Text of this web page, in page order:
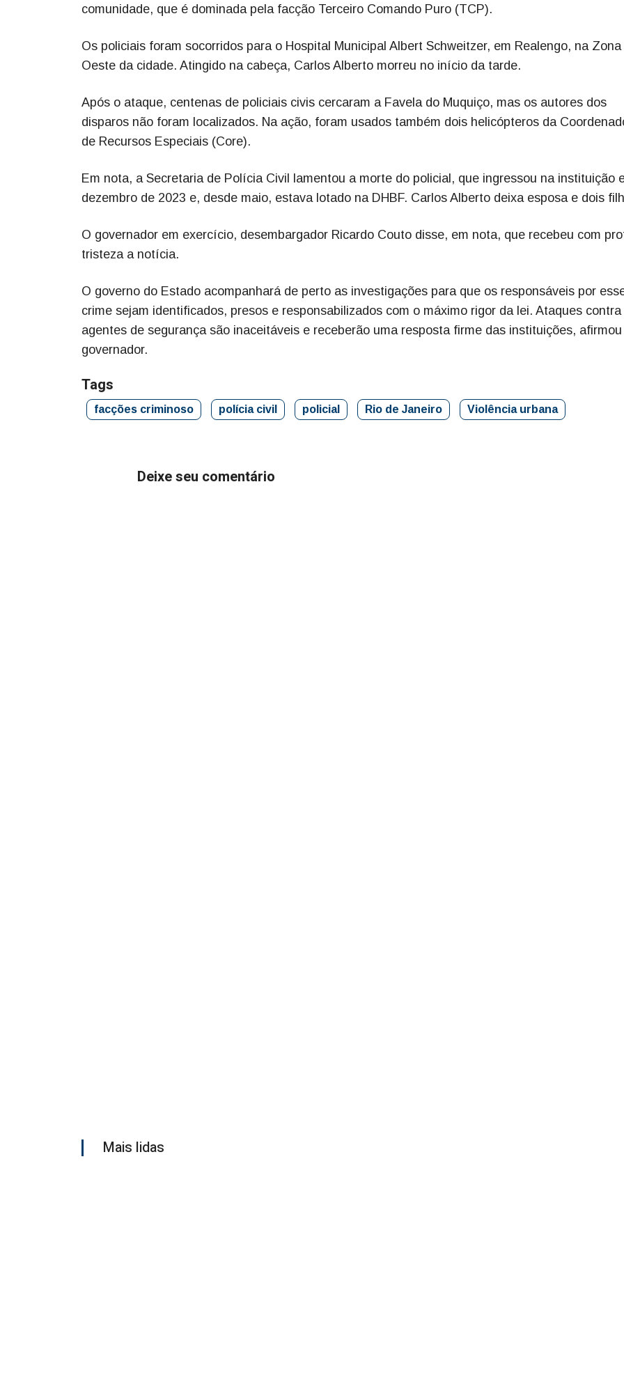
comunidade, que é dominada pela facção Terceiro Comando Puro (TCP).
Os policiais foram socorridos para o Hospital Municipal Albert Schweitzer, em Realengo, na Zona
Oeste da cidade. Atingido na cabeça, Carlos Alberto morreu no início da tarde.
Após o ataque, centenas de policiais civis cercaram a Favela do Muquiço, mas os autores dos
disparos não foram localizados. Na ação, foram usados também dois helicópteros da
de Recursos Especiais (Core).
Em nota, a Secretaria de Polícia Civil lamentou a morte do policial, que ingressou na instituição
dezembro de 2023 e, desde maio, estava lotado na DHBF. Carlos Alberto deixa esposa e dois
O governador em exercício, desembargador Ricardo Couto disse, em nota, que recebeu com
tristeza a notícia.
O governo do Estado acompanhará de perto as investigações para que os responsáveis por
crime sejam identificados, presos e responsabilizados com o máximo rigor da lei. Ataques contra
agentes de segurança são inaceitáveis e receberão uma resposta firme das instituições,
governador.
Tags
facções criminoso polícia civil policial Rio de Janeiro Violência urbana
Deixe seu comentário
Mais lidas